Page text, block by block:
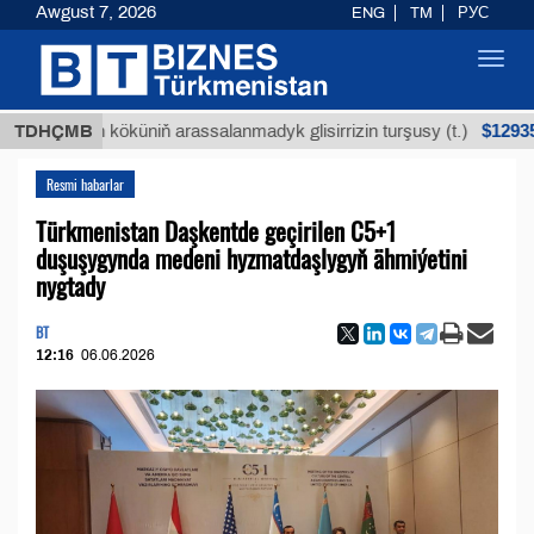
TDHÇMB
köküniň arassalanmadyk glisirrizin turşusy (t.) $12935,18
Resmi habarlar
Türkmenistan Daşkentde geçirilen C5+1
duşuşygynda medeni hyzmatdaşlygyň ähmiýetini
nygtady
BT
12:16 06.06.2026
Awgust 7, 2026 ENG TM РУС